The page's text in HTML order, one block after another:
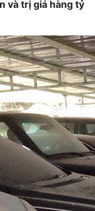
và trị giá hàng tỷ